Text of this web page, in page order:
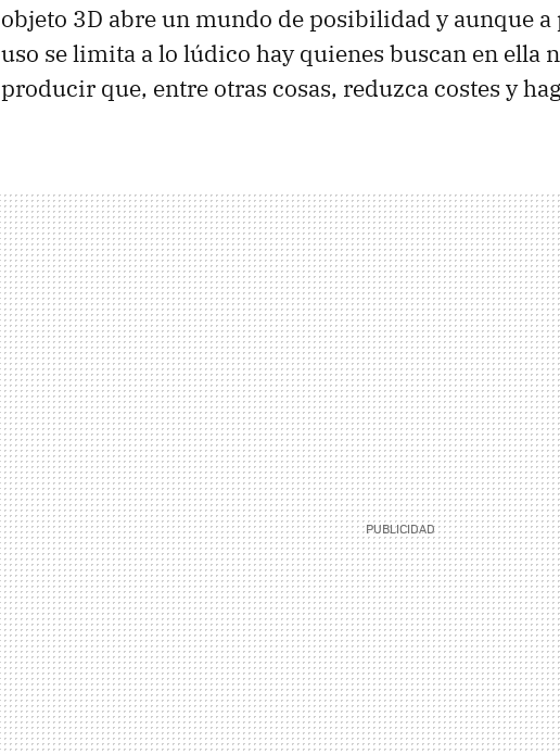
objeto 3D abre un mundo de posibilidad y aunque
uso se limita a lo lúdico hay quienes buscan en ella
producir que, entre otras cosas, reduzca costes y